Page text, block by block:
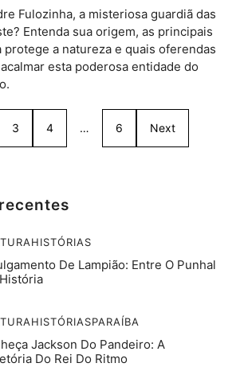
Fulozinha, a misteriosa guardiã das
Entenda sua origem, as principais
protege a natureza e quais oferendas
esta poderosa entidade do
3 4 … 6 Next
HISTÓRIAS
De Lampião: Entre O Punhal
HISTÓRIASPARAÍBA
Jackson Do Pandeiro: A
Do Rei Do Ritmo